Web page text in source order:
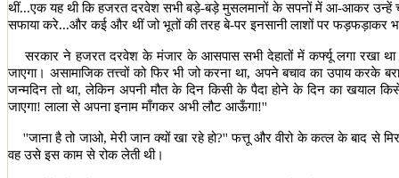
थीं...एक यह थी कि हजरत दरवेश सभी बड़े-बड़े मुसलमानों के सपनों में आ-आकर उन्हें
सफाया करे...और कई और थीं जो भूतों की तरह बे-पर इनसानी लाशों पर फड़फड़ाकर
सरकार ने हजरत दरवेश के मंजार के आसपास सभी देहातों में कर्फ्यू लगा रखा था।
जाएगा। असामाजिक तत्त्वों को फिर भी जो करना था, अपने बचाव का उपाय करके
जन्मदिन तो था,लेकिन अपनी मौत के दिन किसी के पैदा होने के दिन का खयाल
जाएगा! लाला से अपना इनाम माँगकर अभी लौट आऊँगा!''
''जाना है तो जाओ,मेरी जान क्यों खा रहे हो?''फत्तू और वीरो के कत्ल के बाद से
वह उसे इस काम से रोक लेती थी।